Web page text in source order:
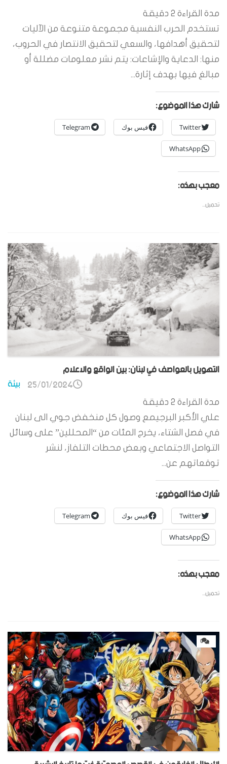
مدة القراءة 2 دقيقة
تستخدم الحرب النفسية مجموعة متنوعة من الآليات
لتحقيق أهدافها، والسعي لتحقيق الانتصار في الحروب،
منها: الدعاية والإشاعات: يتم نشر معلومات مضللة أو
مبالغ فيها بهدف إثارة...
شارك هذا الموضوع:
Twitter فيس بوك Telegram
WhatsApp
معجب بهذه:
تحميل...
التهويل بالعواصف في لبنان: بين الواقع والاعلام
بيئة 25/01/2024
مدة القراءة 2 دقيقة
علي الأكبر البرجيمع وصول كل منخفض جوي الى لبنان
في فصل الشتاء، يخرج المئات من “المحللين” على وسائل
التواصل الاجتماعي وبعض محطات التلفاز، لنشر
توقعاتهم عن...
شارك هذا الموضوع:
Twitter فيس بوك Telegram
WhatsApp
معجب بهذه:
تحميل...
0